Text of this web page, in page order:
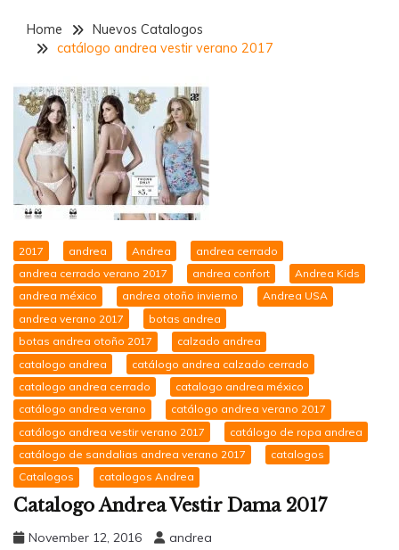
Home
Nuevos Catalogos
catálogo andrea vestir verano 2017
2017 andrea Andrea
andrea cerrado
andrea cerrado verano 2017
andrea confort
Andrea Kids
andrea méxico
andrea otoño invierno
Andrea USA
andrea verano 2017
botas andrea
botas andrea otoño 2017
calzado andrea
catalogo andrea
catálogo andrea calzado cerrado
catalogo andrea cerrado
catalogo andrea méxico
catálogo andrea verano
catálogo andrea verano 2017
catálogo andrea vestir verano 2017
catálogo de ropa andrea
catálogo de sandalias andrea verano 2017
catalogos
Catalogos
catalogos Andrea
Catalogo Andrea Vestir Dama 2017
November 12, 2016 andrea